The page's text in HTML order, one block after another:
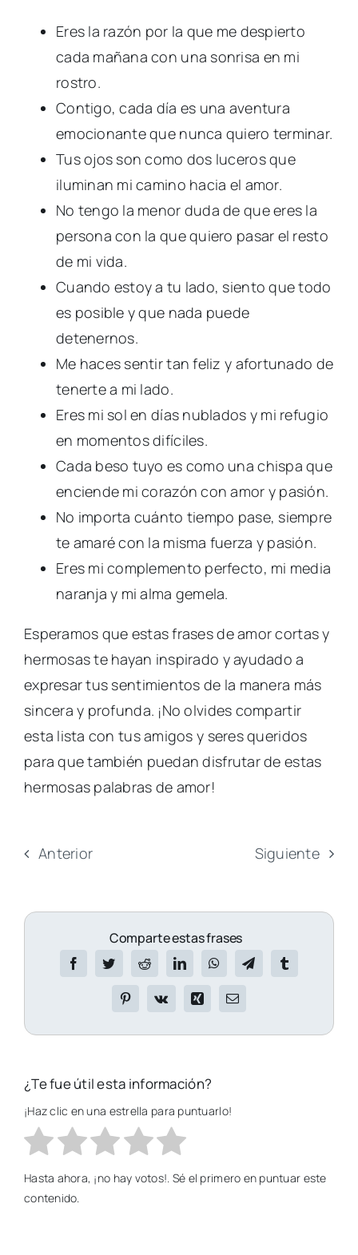
Eres la razón por la que me despierto
cada mañana con una sonrisa en mi
rostro.
Contigo, cada día es una aventura
emocionante que nunca quiero terminar.
Tus ojos son como dos luceros que
iluminan mi camino hacia el amor.
No tengo la menor duda de que eres la
persona con la que quiero pasar el resto
de mi vida.
Cuando estoy a tu lado, siento que todo
es posible y que nada puede
detenernos.
Me haces sentir tan feliz y afortunado de
tenerte a mi lado.
Eres mi sol en días nublados y mi refugio
en momentos difíciles.
Cada beso tuyo es como una chispa que
enciende mi corazón con amor y pasión.
No importa cuánto tiempo pase, siempre
te amaré con la misma fuerza y pasión.
Eres mi complemento perfecto, mi media
naranja y mi alma gemela.
Esperamos que estas frases de amor cortas y
hermosas te hayan inspirado y ayudado a
expresar tus sentimientos de la manera más
sincera y profunda. ¡No olvides compartir
esta lista con tus amigos y seres queridos
para que también puedan disfrutar de estas
hermosas palabras de amor!
Anterior Siguiente
Comparte estas frases
¿Te fue útil esta información?
¡Haz clic en una estrella para puntuarlo!
Hasta ahora, ¡no hay votos!. Sé el primero en puntuar este
contenido.